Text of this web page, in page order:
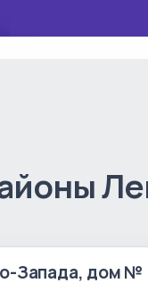
Запада, дом №